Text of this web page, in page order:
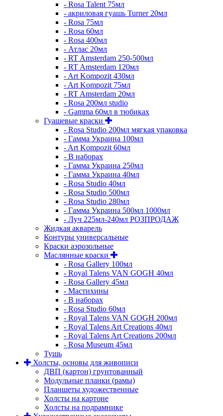
- Rosa Talent 75мл
- акриловая гуашь Turner 20мл
- Rosa 75мл
- Rosa 60мл
- Rosa 400мл
- Атлас 20мл
- RT Amsterdam 250-500мл
- RT Amsterdam 120мл
- Art Kompozit 430мл
- Art Kompozit 75мл
- RT Amsterdam 20мл
- Rosa 200мл studio
- Gamma 60мл в тюбиках
Гуашевые краски
- Rosa Studio 200мл мягкая упаковка
- Гамма Украина 100мл
- Art Kompozit 60мл
- В наборах
- Гамма Украина 250мл
- Гамма Украина 40мл
- Rosa Studio 40мл
- Rosa Studio 500мл
- Rosa Studio 280мл
- Гамма Украина 500мл 1000мл
- Луч 225мл-240мл РОЗПРОДАЖ
Жидкая акварель
Контуры универсальные
Краски аэрозольные
Маслянные краски
- Rosa Gallery 100мл
- Royal Talens VAN GOGH 40мл
- Rosa Gallery 45мл
- Мастихины
- В наборах
- Rosa Studio 60мл
- Royal Talens VAN GOGH 200мл
- Royal Talens Art Creations 40мл
- Royal Talens Art Creations 200мл
- Rosa Museum 45мл
Тушь
Холсты, основы для живописи
ДВП (картон) грунтованный
Модульные планки (рамы)
Планшеты художественные
Холсты на картоне
Холсты на подрамнике